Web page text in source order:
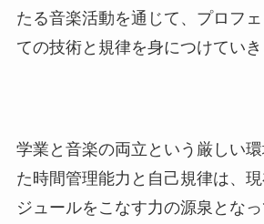
たる音楽活動を通じて、プロフ
ての技術と規律を身につけていき
学業と音楽の両立という厳しい
た時間管理能力と自己規律は、
ジュールをこなす力の源泉となっ